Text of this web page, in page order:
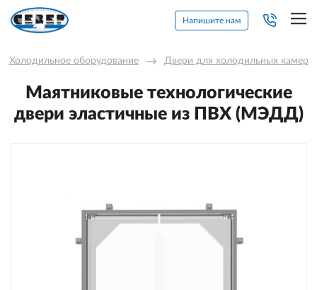
Напишите нам
Холодильное оборудование → Двери для холодильных камер
Маятниковые технологические
двери эластичные из ПВХ (МЭДД)